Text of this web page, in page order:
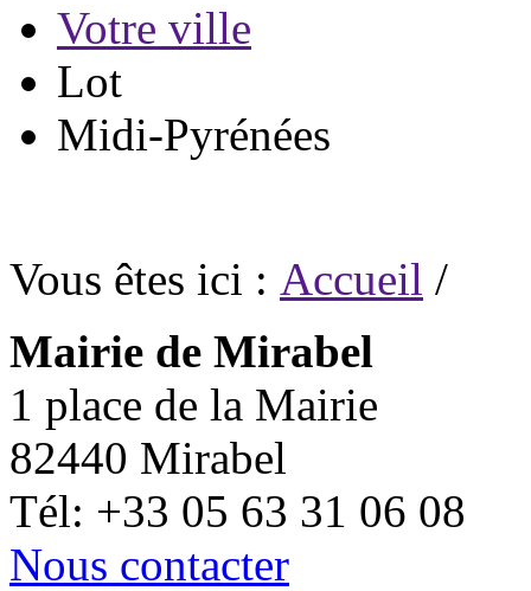
Votre ville
Lot
Midi-Pyrénées
Vous êtes ici : Accueil /
Mairie de Mirabel
1 place de la Mairie
82440 Mirabel
Tél: +33 05 63 31 06 08
Nous contacter